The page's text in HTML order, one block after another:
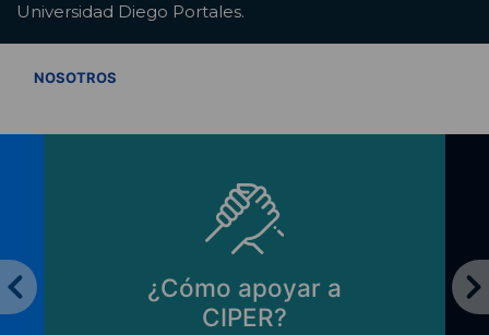
Universidad Diego Portales.
NOSOTROS
¿Cómo apoyar a
CIPER?